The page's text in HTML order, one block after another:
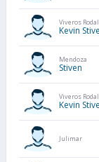
Viveros
Kevin
Mendoza
Stiven
Viveros
Kevin
Julimar